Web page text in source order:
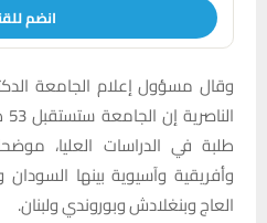
انضم
وقال مسؤول إعلام الجامعة
طلبة في الدراسات العليا،
وأفريقية وآسيوية بينها السودان
العاج وبنغلادش وبوروندي ولبنان.